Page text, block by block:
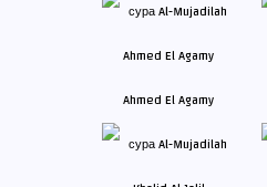
Ahmed El Agamy